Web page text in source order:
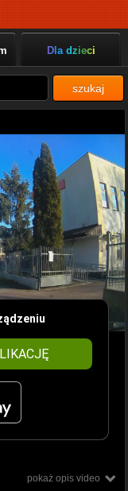
Dla dzieci
szukaj
pokaż opis video